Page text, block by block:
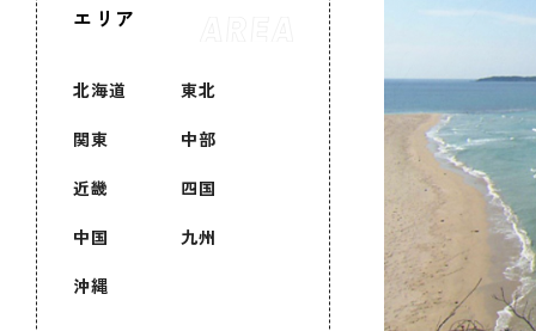
エリア
北海道 東北
関東 中部
近畿 四国
中国 九州
沖縄